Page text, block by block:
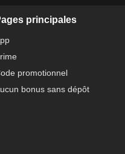
principales
promotionnel
bonus sans dépôt